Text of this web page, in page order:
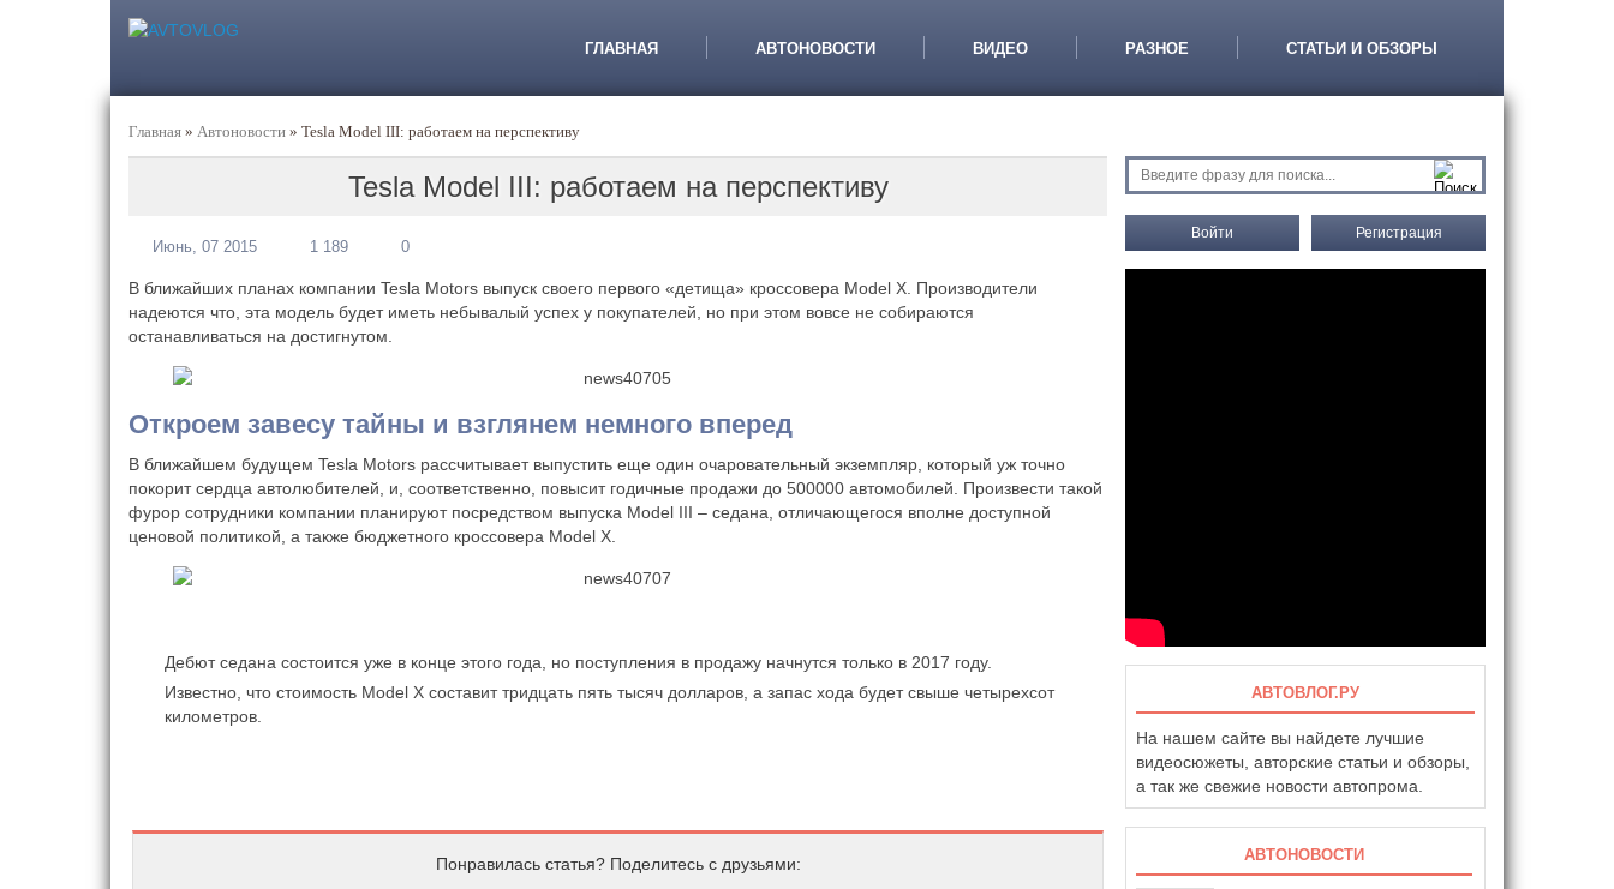
ГЛАВНАЯ АВТОНОВОСТИ ВИДЕО РАЗНОЕ СТАТЬИ И ОБЗОРЫ
Главная » Автоновости » Tesla Model III: работаем на перспективу
Tesla Model III: работаем на перспективу
Июнь, 07 2015 1 189 0
В ближайших планах компании Tesla Motors выпуск своего первого «детища» кроссовера Model X. Производители
надеются что, эта модель будет иметь небывалый успех у покупателей, но при этом вовсе не собираются
останавливаться на достигнутом.
Откроем завесу тайны и взглянем немного вперед
В ближайшем будущем Tesla Motors рассчитывает выпустить еще один очаровательный экземпляр, который уж точно
покорит сердца автолюбителей, и, соответственно, повысит годичные продажи до 500000 автомобилей. Произвести такой
фурор сотрудники компании планируют посредством выпуска Model III – седана, отличающегося вполне доступной
ценовой политикой, а также бюджетного кроссовера Model X.
Дебют седана состоится уже в конце этого года, но поступления в продажу начнутся только в 2017 году.
Известно, что стоимость Model X составит тридцать пять тысяч долларов, а запас хода будет свыше четырехсот
километров.
Понравилась статья? Поделитесь с друзьями:
Войти Регистрация
АВТОВЛОГ.РУ
На нашем сайте вы найдете лучшие
видеосюжеты, авторские статьи и обзоры,
а так же свежие новости автопрома.
АВТОНОВОСТИ